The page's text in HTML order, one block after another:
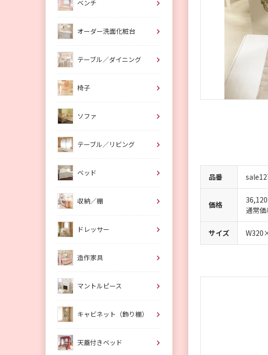
品番
価格
36,120
通常
サイズ
ベンチ
オーダー洗面化粧台
テーブル／ダイニング
椅子
ソファ
テーブル／リビング
ベッド
収納／棚
ドレッサー
造作家具
マントルピース
キャビネット（飾り棚）
天蓋付きベッド